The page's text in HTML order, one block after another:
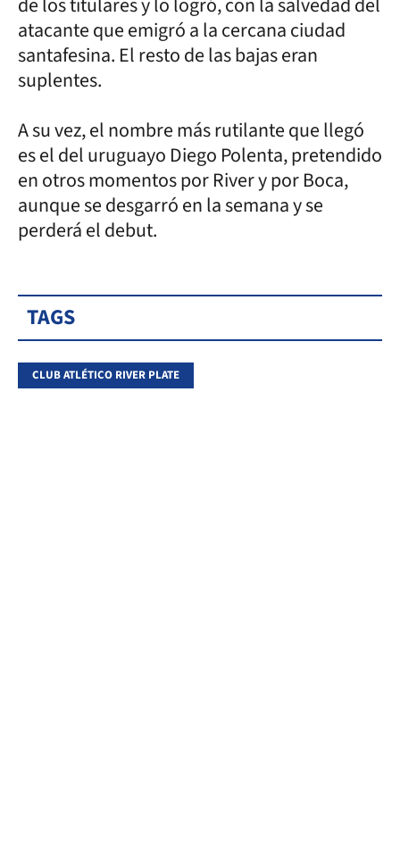
atacante que emigró a la cercana ciudad
santafesina. El resto de las bajas eran
suplentes.
A su vez, el nombre más rutilante que llegó
es el del uruguayo Diego Polenta, pretendido
en otros momentos por River y por Boca,
aunque se desgarró en la semana y se
perderá el debut.
TAGS
CLUB ATLÉTICO RIVER PLATE